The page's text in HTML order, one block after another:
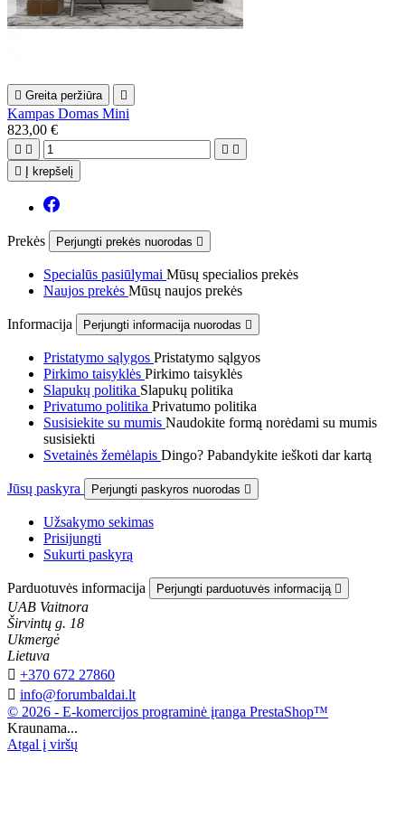
 Greita peržiūra 
Kampas Domas Mini
823,00 €
   
 Į krepšelį
Prekės Perjungti prekės nuorodas 
Specialūs pasiūlymai Mūsų specialios prekės
Naujos prekės Mūsų naujos prekės
Informacija Perjungti informacija nuorodas 
Pristatymo sąlygos Pristatymo sąlgyos
Pirkimo taisyklės Pirkimo taisyklės
Slapukų politika Slapukų politika
Privatumo politika Privatumo politika
Susisiekite su mumis Naudokite formą norėdami su mumis
susisiekti
Svetainės žemėlapis Dingo? Pabandykite ieškoti dar kartą
Jūsų paskyra Perjungti paskyros nuorodas 
Užsakymo sekimas
Prisijungti
Sukurti paskyrą
Parduotuvės informacija Perjungti parduotuvės informaciją 
UAB Vaitnora
Širvintų g. 18
Ukmergė
Lietuva
 +370 672 27860
 info@forumbaldai.lt
© 2026 - E-komercijos programinė įranga PrestaShop™
Kraunama...
Atgal į viršų